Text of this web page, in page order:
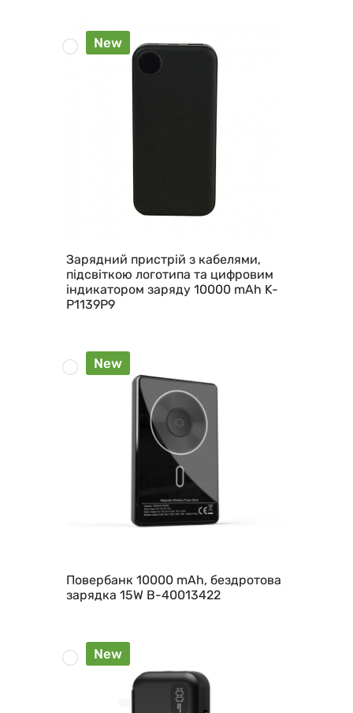
New
Зарядний пристрій з кабелями,
підсвіткою логотипа та цифровим
індикатором заряду 10000 mAh K-
P1139P9
New
Повербанк 10000 mAh, бездротова
зарядка 15W B-40013422
New